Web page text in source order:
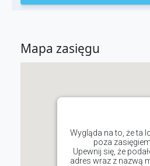
Mapa zasięgu
Wygląda na to, że ta
poza
Upewnij się, że
adres wraz z nazwą